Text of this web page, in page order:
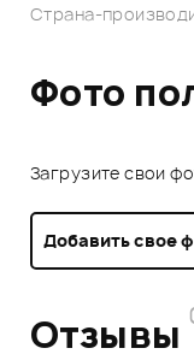
Страна-
Фото
Загрузите свои
Добавить свое
Отзывы